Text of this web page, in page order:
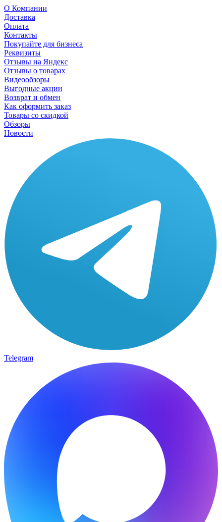
О Компании
Доставка
Оплата
Контакты
Покупайте для бизнеса
Реквизиты
Отзывы на Яндекс
Отзывы о товарах
Видеообзоры
Выгодные акции
Возврат и обмен
Как оформить заказ
Товары со скидкой
Обзоры
Новости
Telegram